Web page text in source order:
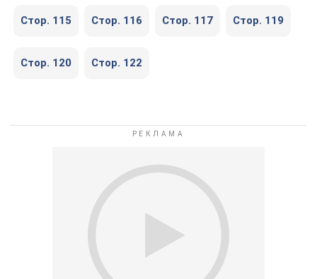
Стор. 115 Стор. 116 Стор. 117 Стор. 119
Стор. 120 Стор. 122